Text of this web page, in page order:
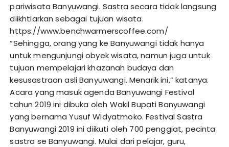
pariwisata Banyuwangi. Sastra secara tidak langsung
diikhtiarkan sebagai tujuan wisata.
https://www.benchwarmerscoffee.com/
“Sehingga, orang yang ke Banyuwangi tidak hanya
untuk mengunjungi obyek wisata, namun juga untuk
tujuan mempelajari khazanah budaya dan
kesusastraan asli Banyuwangi. Menarik ini,” katanya.
Acara yang masuk agenda Banyuwangi Festival
tahun 2019 ini dibuka oleh Wakil Bupati Banyuwangi
yang bernama Yusuf Widyatmoko. Festival Sastra
Banyuwangi 2019 ini diikuti oleh 700 penggiat, pecinta
sastra se Banyuwangi. Mulai dari pelajar, guru,